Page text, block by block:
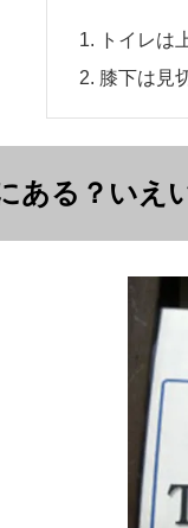
トイレは
膝下は見
ある？いえ